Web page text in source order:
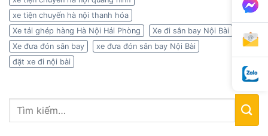
xe tiện chuyến hà nội thanh hóa
Xe tải ghép hàng Hà Nội Hải Phòng
Xe đi sân bay Nội Bài
Xe đưa đón sân bay
xe đưa đón sân bay Nội Bài
đặt xe đi nội bài